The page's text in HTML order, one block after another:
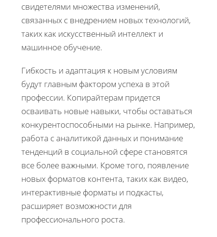
свидетелями множества изменений,
связанных с внедрением новых технологий,
таких как искусственный интеллект и
машинное обучение.
Гибкость и адаптация к новым условиям
будут главным фактором успеха в этой
профессии. Копирайтерам придется
осваивать новые навыки, чтобы оставаться
конкурентоспособными на рынке. Например,
работа с аналитикой данных и понимание
тенденций в социальной сфере становятся
все более важными. Кроме того, появление
новых форматов контента, таких как видео,
интерактивные форматы и подкасты,
расширяет возможности для
профессионального роста.